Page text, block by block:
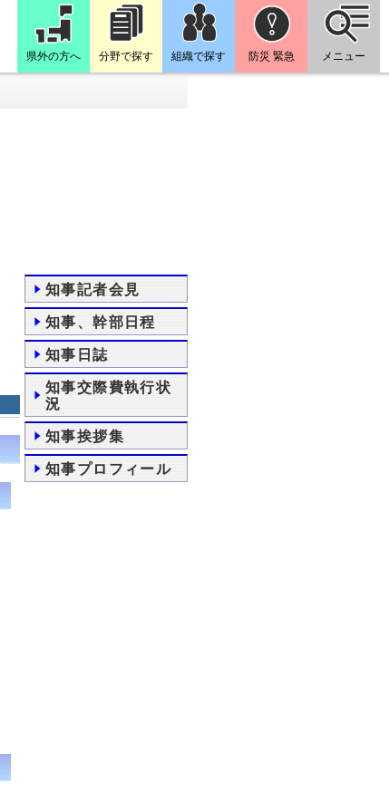
県外の方へ 分野で探す 組織で探す 防災 緊急 メニュー
知事記者会見
知事、幹部日程
知事日誌
知事交際費執行状
況
知事挨拶集
知事プロフィール